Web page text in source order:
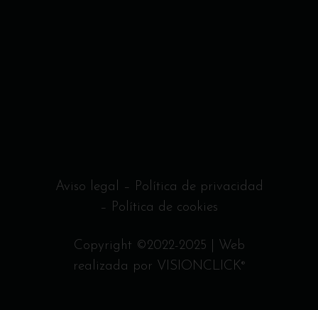
Aviso legal – Política de privacidad
– Política de cookies
Copyright ©2022-2025 | Web
realizada por VISIONCLICK®